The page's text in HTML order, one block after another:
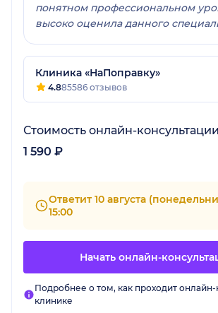
понятном профессиональном
высоко оценила данного
своего дела . Науке нужны такие
Спасибо , Надежда Витальевна ,
своей профессии по призванию .
Клиника «НаПоправку»
4.885586 отзывов
Стоимость онлайн-консультации
1 590 ₽
Ответит 10 августа
15:00
Начать онлайн-
Подробнее о том, как проходит онлайн-
клинике